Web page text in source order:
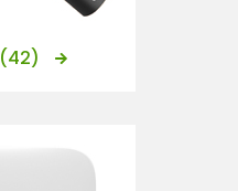
(42)